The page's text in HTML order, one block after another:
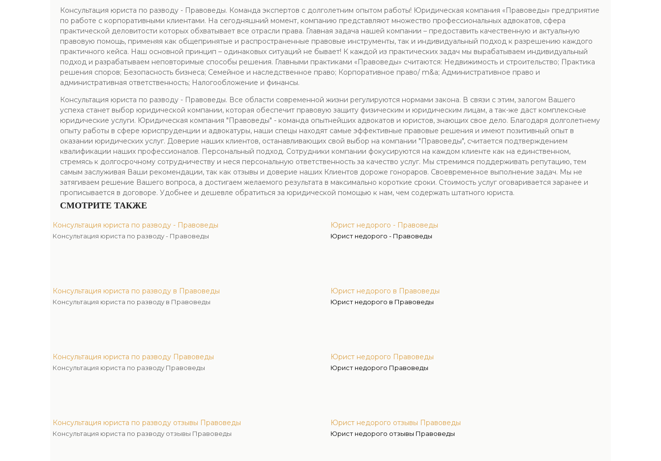
Консультация юриста по разводу - Правоведы. Команда экспертов с долголетним опытом работы! Юридическая компания «Правоведы» предприятие
по работе с корпоративными клиентами. На сегодняшний момент, компанию представляют множество профессиональных адвокатов, сфера
практической деловитости которых обхватывает все отрасли права. Главная задача нашей компании – предоставить качественную и актуальную
правовую помощь, применяя как общепринятые и распространенные правовые инструменты, так и индивидуальный подход к разрешению каждого
практичного кейса. Наш основной принцип – одинаковых ситуаций не бывает! К каждой из практических задач мы вырабатываем индивидуальный
подход и разрабатываем неповторимые способы решения. Главными практиками «Правоведы» считаются: Недвижимость и строительство; Практика
решения споров; Безопасность бизнеса; Семейное и наследственное право; Корпоративное право/ m&a; Административное право и
административная ответственность; Налогообложение и финансы.
Консультация юриста по разводу - Правоведы. Все области современной жизни регулируются нормами закона. В связи с этим, залогом Вашего
успеха станет выбор юридической компании, которая обеспечит правовую защиту физическим и юридическим лицам, а так-же даст комплексные
юридические услуги. Юридическая компания "Правоведы" - команда опытнейших адвокатов и юристов, знающих свое дело. Благодаря долголетнему
опыту работы в сфере юриспруденции и адвокатуры, наши спецы находят самые эффективные правовые решения и имеют позитивный опыт в
оказании юридических услуг. Доверие наших клиентов, останавливающих свой выбор на компании "Правоведы", считается подтверждением
квалификации наших профессионалов. Персональный подход. Сотрудники компании фокусируются на каждом клиенте как на единственном,
стремясь к долгосрочному сотрудничеству и неся персональную ответственность за качество услуг. Мы стремимся поддерживать репутацию, тем
самым заслуживая Ваши рекомендации, так как отзывы и доверие наших Клиентов дороже гонораров. Своевременное выполнение задач. Мы не
затягиваем решение Вашего вопроса, а достигаем желаемого результата в максимально короткие сроки. Стоимость услуг оговаривается заранее и
прописывается в договоре. Удобнее и дешевле обратиться за юридической помощью к нам, чем содержать штатного юриста.
СМОТРИТЕ ТАКЖЕ
Консультация юриста по разводу - Правоведы
Консультация юриста по разводу - Правоведы
Консультация юриста по разводу в Правоведы
Консультация юриста по разводу в Правоведы
Консультация юриста по разводу Правоведы
Консультация юриста по разводу Правоведы
Консультация юриста по разводу отзывы Правоведы
Консультация юриста по разводу отзывы Правоведы
Юрист недорого - Правоведы
Юрист недорого - Правоведы
Юрист недорого в Правоведы
Юрист недорого в Правоведы
Юрист недорого Правоведы
Юрист недорого Правоведы
Юрист недорого отзывы Правоведы
Юрист недорого отзывы Правоведы